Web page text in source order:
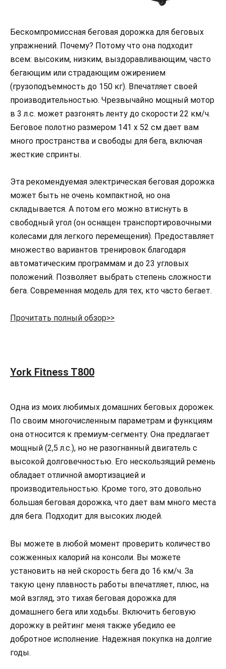
Бескомпромиссная беговая дорожка для беговых
упражнений. Почему? Потому что она подходит
всем: высоким, низким, выздоравливающим, часто
бегающим или страдающим ожирением
(грузоподъемность до 150 кг). Впечатляет своей
производительностью. Чрезвычайно мощный мотор
в 3 л.с. может разгонять ленту до скорости 22 км/ч.
Беговое полотно размером 141 x 52 см дает вам
много пространства и свободы для бега, включая
жесткие спринты.
Эта рекомендуемая электрическая беговая дорожка
может быть не очень компактной, но она
складывается. А потом его можно втиснуть в
свободный угол (он оснащен транспортировочными
колесами для легкого перемещения). Предоставляет
множество вариантов тренировок благодаря
автоматическим программам и до 23 угловых
положений. Позволяет выбрать степень сложности
бега. Современная модель для тех, кто часто бегает.
Прочитать полный обзор>>
York Fitness T800
Одна из моих любимых домашних беговых дорожек.
По своим многочисленным параметрам и функциям
она относится к премиум-сегменту. Она предлагает
мощный (2,5 л.с.), но не разогнанный двигатель с
высокой долговечностью. Его нескользящий ремень
обладает отличной амортизацией и
производительностью. Кроме того, это довольно
большая беговая дорожка, что дает вам много места
для бега. Подходит для высоких людей.
Вы можете в любой момент проверить количество
сожженных калорий на консоли. Вы можете
установить на ней скорость бега до 16 км/ч. За
такую цену плавность работы впечатляет, плюс, на
мой взгляд, это тихая беговая дорожка для
домашнего бега или ходьбы. Включить беговую
дорожку в рейтинг меня также убедило ее
добротное исполнение. Надежная покупка на долгие
годы.